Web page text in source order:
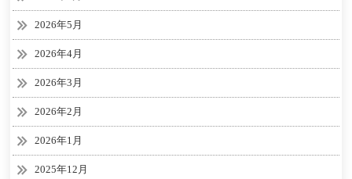
2026年5月
2026年4月
2026年3月
2026年2月
2026年1月
2025年12月